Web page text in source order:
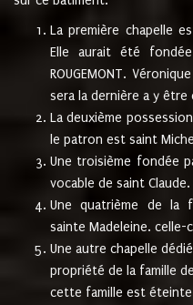
La première chapelle
Elle aurait été
ROUGEMONT.
sera la dernière a y être
La deuxième
le patron est saint
Une troisième fondée
vocable de saint Claude.
Une quatrième de la
sainte Madeleine. celle-
Une autre chapelle
propriété de la famille de
cette famille est